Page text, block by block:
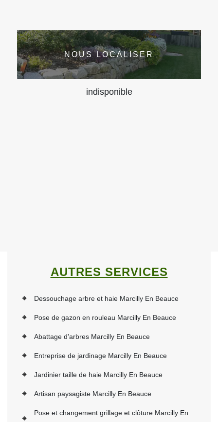
NOUS LOCALISER
indisponible
AUTRES SERVICES
Dessouchage arbre et haie Marcilly En Beauce
Pose de gazon en rouleau Marcilly En Beauce
Abattage d'arbres Marcilly En Beauce
Entreprise de jardinage Marcilly En Beauce
Jardinier taille de haie Marcilly En Beauce
Artisan paysagiste Marcilly En Beauce
Pose et changement grillage et clôture Marcilly En